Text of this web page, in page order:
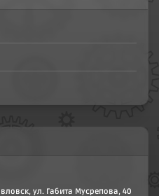
ул. Габита Мусрепова, 40